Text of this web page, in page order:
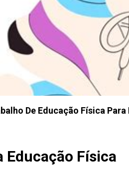
De Educação Física
Educação Física